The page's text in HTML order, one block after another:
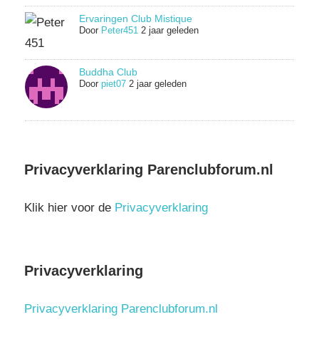
Ervaringen Club Mistique
Door Peter451 2 jaar geleden
Buddha Club
Door piet07 2 jaar geleden
Privacyverklaring Parenclubforum.nl
Klik hier voor de Privacyverklaring
Privacyverklaring
Privacyverklaring Parenclubforum.nl